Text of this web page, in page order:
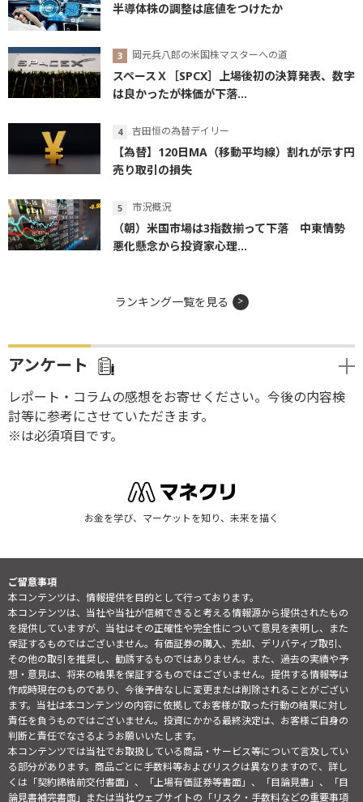
半導体株の調整は底値をつけたか
岡元兵八郎の米国株マスターへの道
スペースＸ［SPCX］上場後初の決算発表、数字
は良かったが株価が下落...
吉田恒の為替デイリー
【為替】120日MA（移動平均線）割れが示す円
売り取引の損失
市況概況
（朝）米国市場は3指数揃って下落 中東情勢
悪化懸念から投資家心理...
ランキング一覧を見る
アンケート
レポート・コラムの感想をお寄せください。今後の内容検
討等に参考にさせていただきます。
※は必須項目です。
お金を学び、マーケットを知り、未来を描く
ご留意事項
本コンテンツは、情報提供を目的として行っております。
本コンテンツは、当社や当社が信頼できると考える情報源から提供されたもの
を提供していますが、当社はその正確性や完全性について意見を表明し、また
保証するものではございません。有価証券の購入、売却、デリバティブ取引、
その他の取引を推奨し、勧誘するものではありません。また、過去の実績や予
想・意見は、将来の結果を保証するものではございません。提供する情報等は
作成時現在のものであり、今後予告なしに変更または削除されることがござい
ます。当社は本コンテンツの内容に依拠してお客様が取った行動の結果に対し
責任を負うものではございません。投資にかかる最終決定は、お客様ご自身の
判断と責任でなさるようお願いいたします。
本コンテンツでは当社でお取扱している商品・サービス等について言及してい
る部分があります。商品ごとに手数料等およびリスクは異なりますので、詳し
くは「契約締結前交付書面」、「上場有価証券等書面」、「目論見書」、「目
論見書補完書面」または当社ウェブサイトの「リスク・手数料などの重要事項